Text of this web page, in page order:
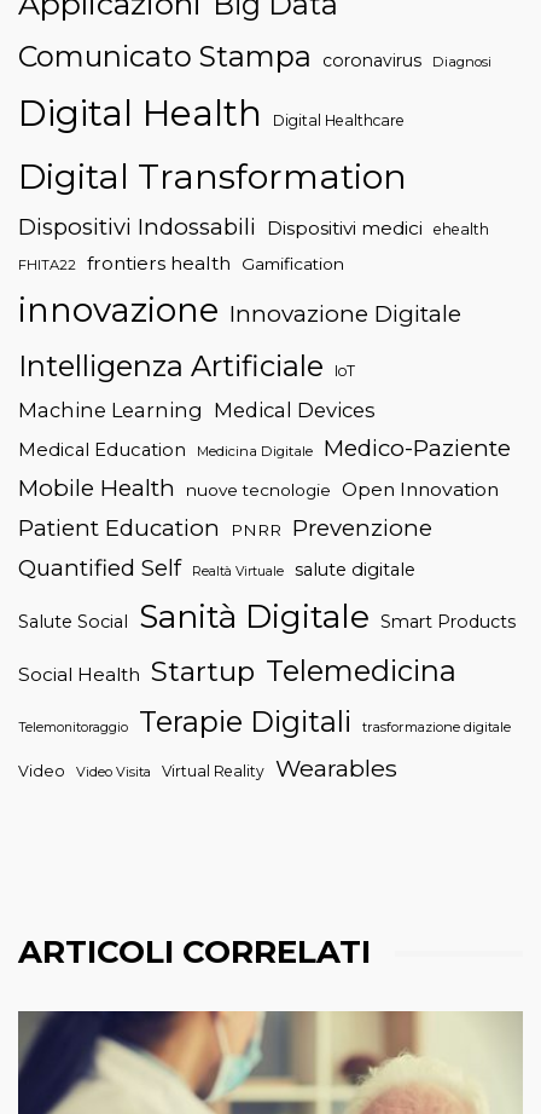
Comunicato Stampa
coronavirus Diagnosi
Digital Health Digital Healthcare
Digital Transformation
Dispositivi Indossabili Dispositivi medici ehealth
FHITA22 frontiers health Gamification
innovazione Innovazione Digitale
Intelligenza Artificiale IoT
Machine Learning Medical Devices
Medical Education Medicina Digitale
Medico-Paziente
Mobile Health
nuove tecnologie Open Innovation
Patient Education PNRR
Prevenzione
Quantified Self
Realtà Virtuale salute digitale
Salute Social Sanità Digitale Smart Products
Social Health Startup Telemedicina
Telemonitoraggio Terapie Digitali trasformazione digitale
Video Video Visita Virtual Reality Wearables
ARTICOLI CORRELATI